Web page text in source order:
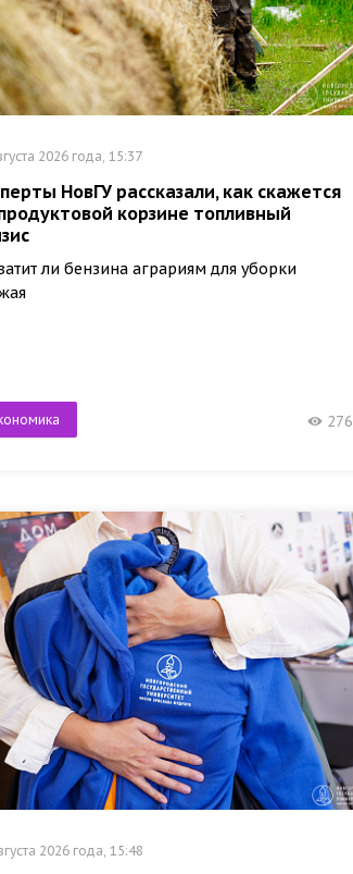
2026 года, 15:37
НовГУ рассказали, как скажется
корзине топливный
ли бензина аграриям для уборки
276
2026 года, 15:48